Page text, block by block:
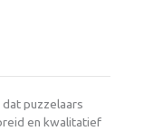
puzzelaars
en kwalitatief